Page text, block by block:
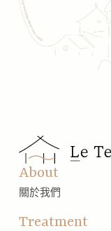
About
關於我們
Treatment